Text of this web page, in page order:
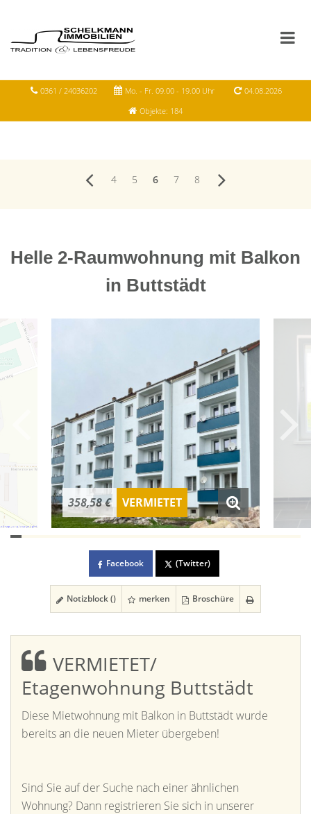
0361 / 24036202 Mo. - Fr. 09.00 - 19.00 Uhr
04.08.2026
Objekte: 184
4 5 6 7 8
Helle 2-Raumwohnung mit Balkon
in Buttstädt
358,58 € VERMIETET
Facebook (Twitter)
Notizblock () merken Broschüre
VERMIETET/
Etagenwohnung Buttstädt
Diese Mietwohnung mit Balkon in Buttstädt wurde
bereits an die neuen Mieter übergeben!
Sind Sie auf der Suche nach einer ähnlichen
Wohnung? Dann registrieren Sie sich in unserer